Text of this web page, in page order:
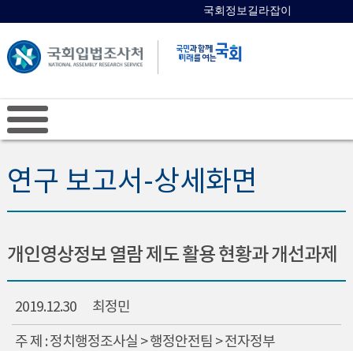
국회정보길라잡이
연구 보고서-상세화면
개인영상정보 열람 제도 활용 현황과 개선과제
2019.12.30 최정민
주 제 : 정치행정조사실 > 행정안전팀 > 전자정부